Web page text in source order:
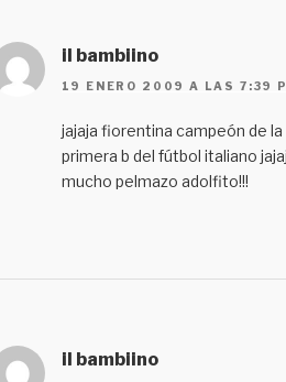
il bambiino
19 ENERO 2009 A LAS 7:39
jajaja fiorentina campeón de la
primera b del fútbol italiano
mucho pelmazo adolfito!!!
il bambiino